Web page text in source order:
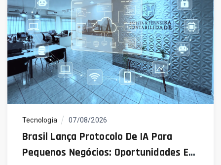
Tecnologia 07/08/2026
Brasil Lança Protocolo De IA Para
Pequenos Negócios: Oportunidades E